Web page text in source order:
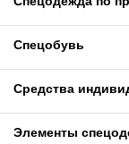
Спецобувь
Средства
Элементы